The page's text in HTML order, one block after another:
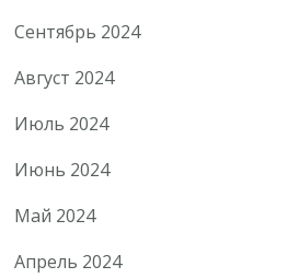
Сентябрь 2024
Август 2024
Июль 2024
Июнь 2024
Май 2024
Апрель 2024